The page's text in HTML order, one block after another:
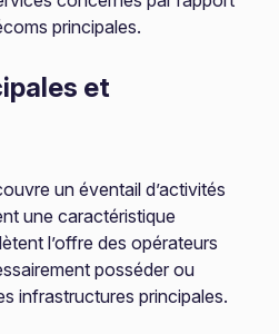
principales.
et
un éventail d’activités
une caractéristique
l’offre des opérateurs
posséder ou
infrastructures principales.